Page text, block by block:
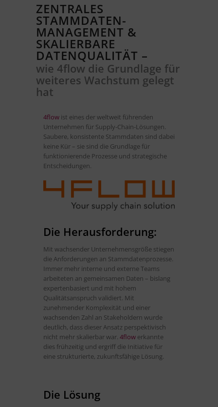
ZENTRALES
STAMMDATEN-
MANAGEMENT &
SKALIERBARE
DATENQUALITÄT –
wie 4flow die Grundlage für
weiteres Wachstum gelegt
hat
4flow ist eines der weltweit führenden
Unternehmen für Supply-Chain-Lösungen.
Saubere, konsistente Stammdaten sind dabei
keine Kür – sie sind die Grundlage für
funktionierende Prozesse und strategische
Entscheidungen.
Die Herausforderung:
Mit wachsender Unternehmensgröße stiegen
die Anforderungen an Stammdatenprozesse.
Immer mehr interne und externe Teams
arbeiteten an gemeinsamen Daten – bislang
expertenbasiert und mit hohem
Qualitätsanspruch validiert. Mit
zunehmender Komplexität und einer
wachsenden Zahl an Stakeholdern wurde
deutlich, dass dieser Ansatz perspektivisch
nicht mehr skalierbar war. 4flow erkannte
dies frühzeitig und ergriff die Initiative für
eine strukturierte, zukunftsfähige Lösung.
Die Lösung